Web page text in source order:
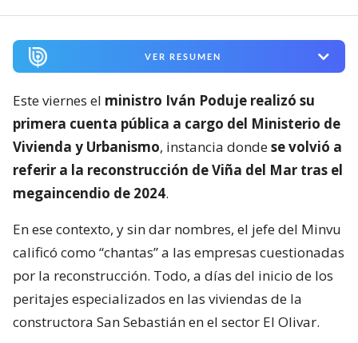
VER RESUMEN
Este viernes el ministro Iván Poduje realizó su
primera cuenta pública a cargo del Ministerio de
Vivienda y Urbanismo, instancia dondese volvió a
referir a la reconstrucción de Viña del Mar tras el
megaincendio de 2024.
En ese contexto, y sin dar nombres, el jefe del Minvu
calificó como “chantas” a las empresas cuestionadas
por la reconstrucción. Todo, a días del inicio de los
peritajes especializados en las viviendas de la
constructora San Sebastián en el sector El Olivar.